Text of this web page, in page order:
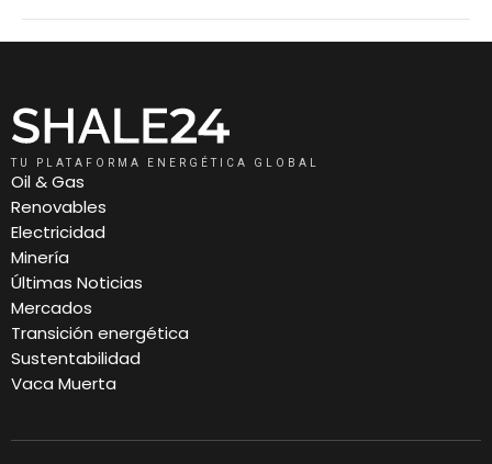
TU PLATAFORMA ENERGÉTICA GLOBAL
Oil & Gas
Renovables
Electricidad
Minería
Últimas Noticias
Mercados
Transición energética
Sustentabilidad
Vaca Muerta